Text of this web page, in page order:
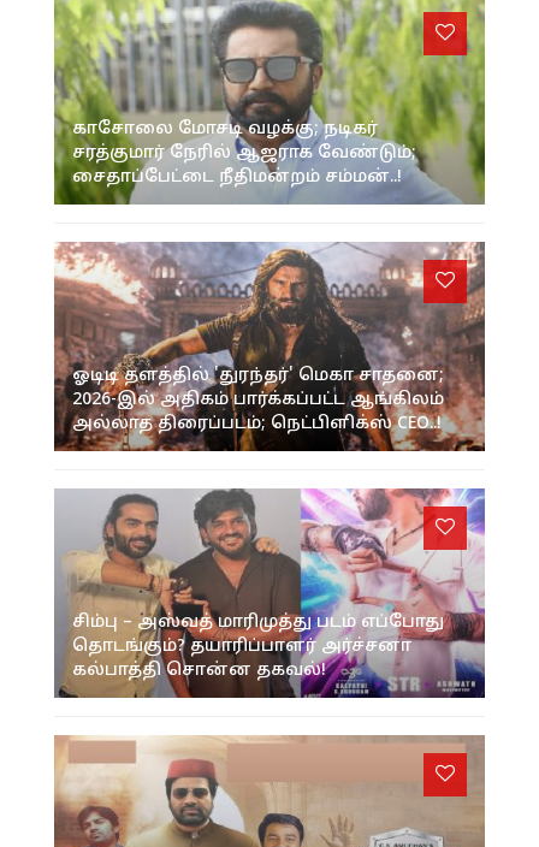
காசோலை மோசடி வழக்கு; நடிகர்
சரத்குமார் நேரில் ஆஜராக வேண்டும்;
சைதாப்பேட்டை நீதிமன்றம் சம்மன்..!
ஓடிடி தளத்தில் 'துரந்தர்' மெகா சாதனை;
2026-இல் அதிகம் பார்க்கப்பட்ட ஆங்கிலம்
அல்லாத திரைப்படம்; நெட்பிளிக்ஸ் CEO..!
சிம்பு – அஸ்வத் மாரிமுத்து படம் எப்போது
தொடங்கும்? தயாரிப்பாளர் அர்ச்சனா
கல்பாத்தி சொன்ன தகவல்!